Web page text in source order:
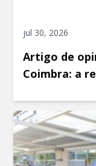
jul 30, 2026
Artigo de
Coimbra: a